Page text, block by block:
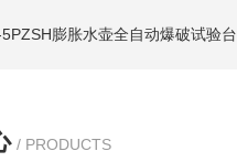
膨胀水壶全自动爆破试验台
/ PRODUCTS